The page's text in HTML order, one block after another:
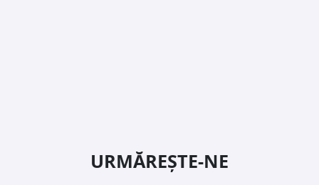
URMĂREȘTE-NE